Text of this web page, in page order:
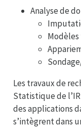
Analyse de
Les travaux de
Statistique de
des applications
s’intègrent dans